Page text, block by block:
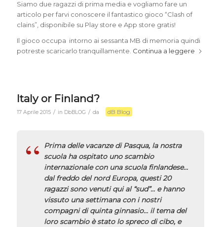
Siamo due ragazzi di prima media e vogliamo fare un
articolo per farvi conoscere il fantastico gioco “Clash of
clains”, disponibile su Play store e App store gratis!
Il gioco occupa intorno ai sessanta MB di memoria quindi
potreste scaricarlo tranquillamente. Continua a leggere
Italy or Finland?
17 Aprile 2015 / in DbBLOG / da dB Blog
Prima delle vacanze di Pasqua, la nostra
scuola ha ospitato uno scambio
internazionale con una scuola finlandese…
dal freddo del nord Europa, questi 20
ragazzi sono venuti qui al “sud”… e hanno
vissuto una settimana con i nostri
compagni di quinta ginnasio… il tema del
loro scambio è stato lo spreco di cibo, e